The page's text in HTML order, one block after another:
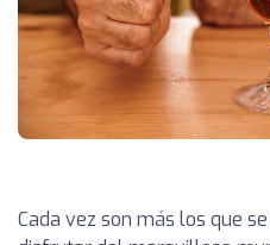
Cada vez son más los que